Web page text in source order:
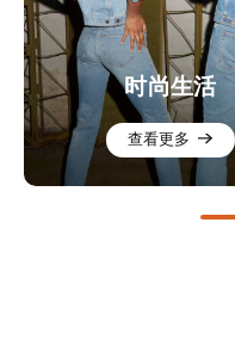
时尚生活
查看更多